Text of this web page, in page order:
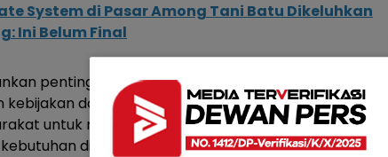
System di Pasar Among Tani Batu Dikeluhkan
Ini Belum Final
pentingnya uji publik sebagai bagian dari proses
daerah. Melalui forum ini, pemerintah dapat
untuk memastikan bahwa setiap kebijakan yang
di lapangan.